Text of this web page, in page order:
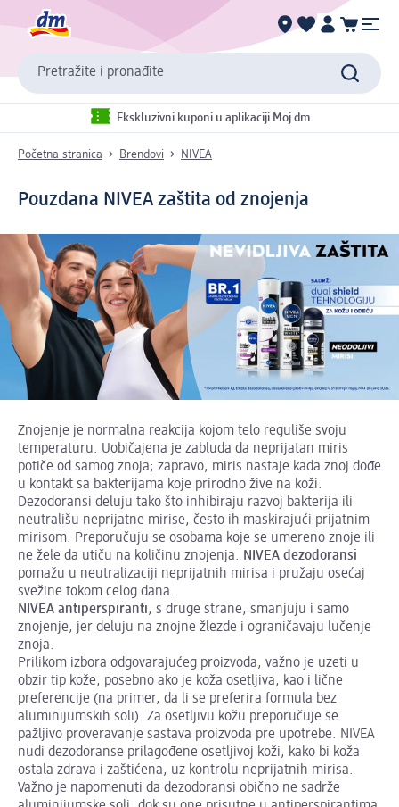
Pretražite i pronađite
Ekskluzivni kuponi u aplikaciji Moj dm
Početna stranica Brendovi NIVEA
Pouzdana NIVEA zaštita od znojenja
Znojenje je normalna reakcija kojom telo reguliše svoju
temperaturu. Uobičajena je zabluda da neprijatan miris
potiče od samog znoja; zapravo, miris nastaje kada znoj dođe
u kontakt sa bakterijama koje prirodno žive na koži.
Dezodoransi deluju tako što inhibiraju razvoj bakterija ili
neutrališu neprijatne mirise, često ih maskirajući prijatnim
mirisom. Preporučuju se osobama koje se umereno znoje ili
ne žele da utiču na količinu znojenja. NIVEA dezodoransi
pomažu u neutralizaciji neprijatnih mirisa i pružaju osećaj
svežine tokom celog dana.
NIVEA antiperspiranti, s druge strane, smanjuju i samo
znojenje, jer deluju na znojne žlezde i ograničavaju lučenje
znoja.
Prilikom izbora odgovarajućeg proizvoda, važno je uzeti u
obzir tip kože, posebno ako je koža osetljiva, kao i lične
preferencije (na primer, da li se preferira formula bez
aluminijumskih soli). Za osetljivu kožu preporučuje se
pažljivo proveravanje sastava proizvoda pre upotrebe. NIVEA
nudi dezodoranse prilagođene osetljivoj koži, kako bi koža
ostala zdrava i zaštićena, uz kontrolu neprijatnih mirisa.
Važno je napomenuti da dezodoransi obično ne sadrže